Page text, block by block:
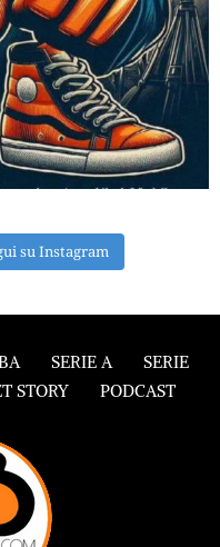
su Instagram
SERIE A
SERIE
STORY PODCAST